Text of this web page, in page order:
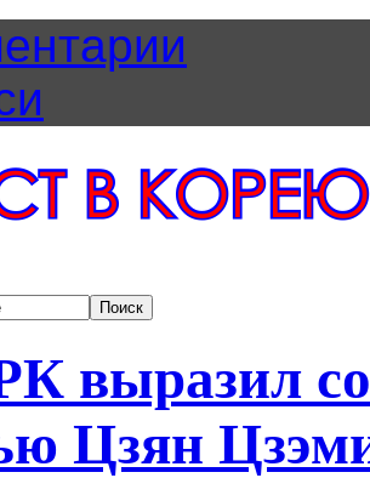
выразил
Цзян